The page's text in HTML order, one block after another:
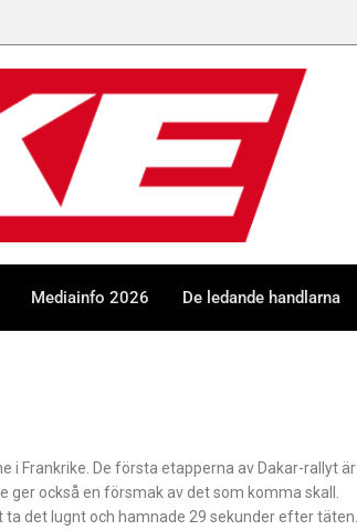
Mediainfo 2026 De ledande handlarna
i Frankrike. De första etapperna av Dakar-rallyt är
också en försmak av det som komma skall.
det lugnt och hamnade 29 sekunder efter täten.